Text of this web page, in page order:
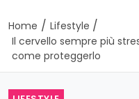
Home / Lifestyle /
Il cervello sempre più
come proteggerlo